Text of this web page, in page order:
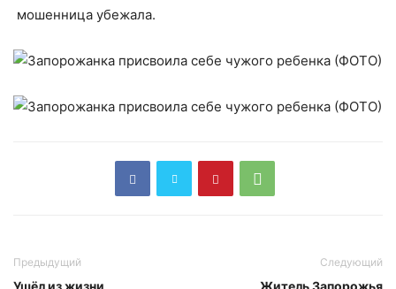
мошенница убежала.
Предыдущий
Ушёл из жизни
Следующий
Житель Запорожья